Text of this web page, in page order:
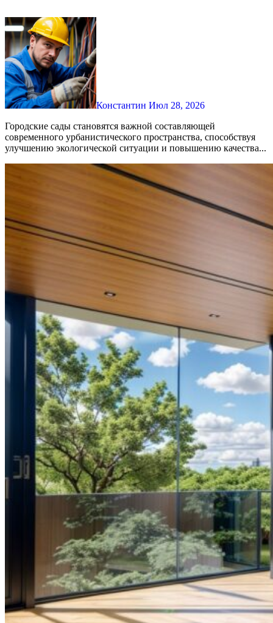
Константин Июл 28, 2026
Городские сады становятся важной составляющей
современного урбанистического пространства, способствуя
улучшению экологической ситуации и повышению качества...